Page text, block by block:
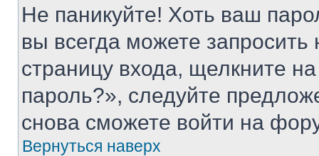
Не паникуйте! Хоть ваш
вы всегда можете
страницу входа, щелкните
пароль?», следуйте
снова сможете войти на
Вернуться наверх